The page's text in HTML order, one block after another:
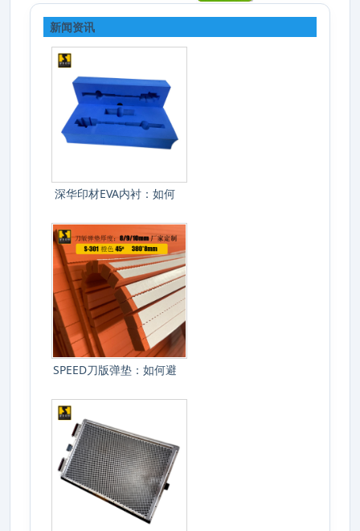
新闻资讯
深华印材EVA内衬：如何
SPEED刀版弹垫：如何避